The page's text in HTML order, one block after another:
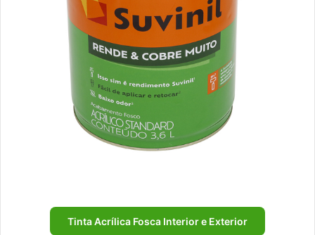
Tinta Acrílica Fosca Interior e Exterior